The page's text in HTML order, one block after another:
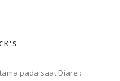
pada saat Diare :